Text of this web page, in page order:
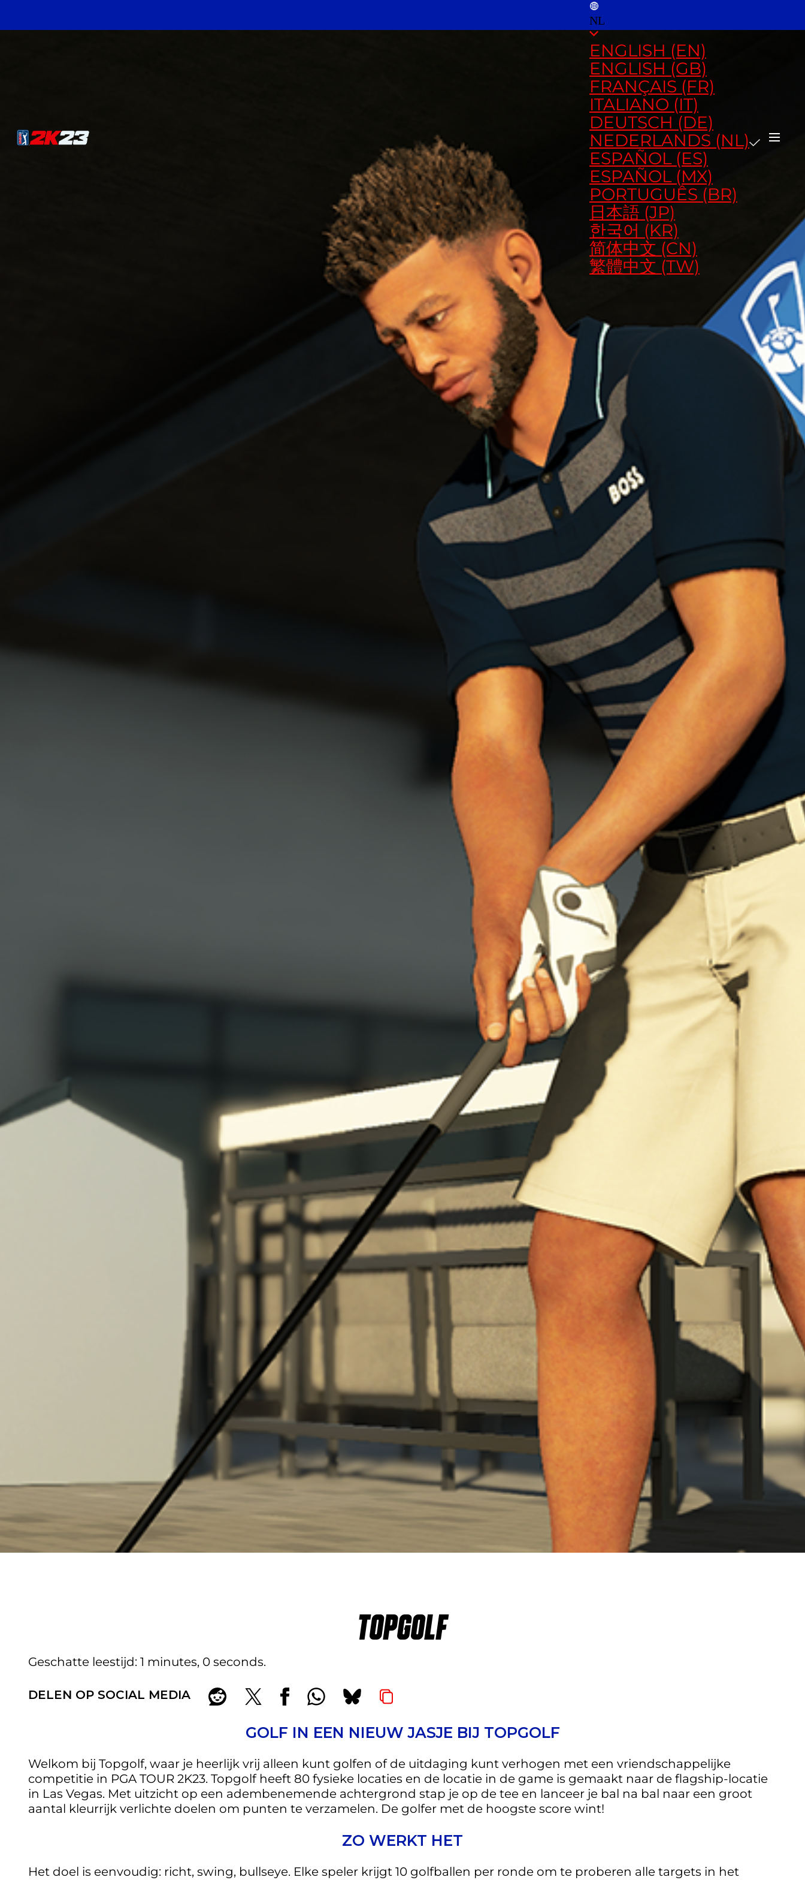
NL
ENGLISH (EN)
ENGLISH (GB)
FRANÇAIS (FR)
ITALIANO (IT)
DEUTSCH (DE)
NEDERLANDS (NL)
ESPAÑOL (ES)
ESPAÑOL (MX)
PORTUGUÊS (BR)
日本語 (JP)
한국어 (KR)
简体中文 (CN)
繁體中文 (TW)
TOPGOLF
Geschatte leestijd 1 minutes, 0 seconds
DELEN OP SOCIAL MEDIA
GOLF IN EEN NIEUW JASJE BIJ TOPGOLF
Welkom bij Topgolf, waar je heerlijk vrij alleen kunt golfen of de uitdaging kunt verhogen met een vriendschappelijke
competitie in PGA TOUR 2K23. Topgolf heeft 80 fysieke locaties en de locatie in de game is gemaakt naar de flagship-locatie
in Las Vegas. Met uitzicht op een adembenemende achtergrond stap je op de tee en lanceer je bal na bal naar een groot
aantal kleurrijk verlichte doelen om punten te verzamelen. De golfer met de hoogste score wint!
ZO WERKT HET
Het doel is eenvoudig: richt, swing, bullseye. Elke speler krijgt 10 golfballen per ronde om te proberen alle targets in het